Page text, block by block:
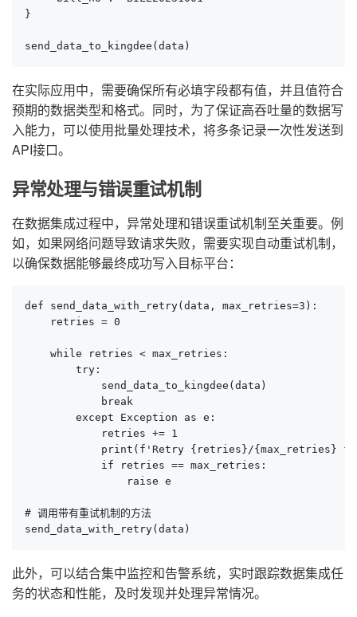
}
send_data_to_kingdee(data)
在实际应用中，需要确保所有必填字段都有值，并且值符合
预期的数据类型和格式。同时，为了保证高吞吐量的数据写
入能力，可以使用批量处理技术，将多条记录一次性发送到
API接口。
异常处理与错误重试机制
在数据集成过程中，异常处理和错误重试机制至关重要。例
如，如果网络问题导致请求失败，需要实现自动重试机制，
以确保数据能够最终成功写入目标平台：
def send_data_with_retry(data, max_retries=3):
    retries = 0
    while retries < max_retries:
        try:
            send_data_to_kingdee(data)
            break
        except Exception as e:
            retries += 1
print(f'Retry {retries}/{max_retries}
            if retries == max_retries:
                raise e
# 调用带有重试机制的方法
send_data_with_retry(data)
此外，可以结合集中监控和告警系统，实时跟踪数据集成任
务的状态和性能，及时发现并处理异常情况。